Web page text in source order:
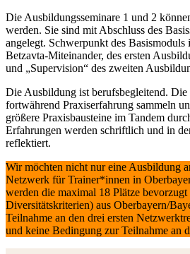
Die Ausbildungsseminare 1 und 2
werden. Sie sind mit Abschluss des
angelegt. Schwerpunkt des Basismoduls
Betzavta-Miteinander, des ersten
und „Supervision“ des zweiten
Die Ausbildung ist berufsbegleitend. Die
fortwährend Praxiserfahrung sammeln
größere Praxisbausteine im Tandem
Erfahrungen werden schriftlich und in
reflektiert.
Wir möchten nicht nur eine Ausbildung
Netzwerk für Trainer*innen in
werden die maximal 18 Plätze
Diversitätskriterien) aus Oberbayern/
Teilnahme an den drei ersten
und keine Bedingung zur Teilnahme an